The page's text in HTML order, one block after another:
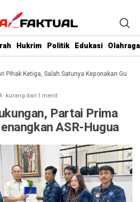
Hukrim Politik Edukasi Olahraga
Ketiga, Salah Satunya Keponakan Gubernur
· kurang dari 1 menit
Partai Prima
ASR-Hugua